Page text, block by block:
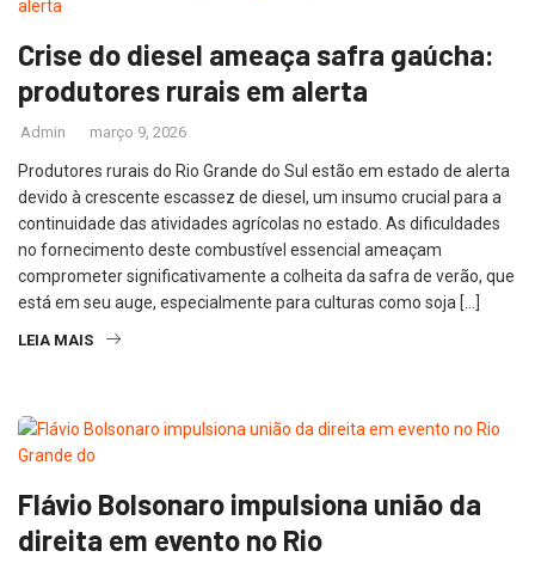
Crise do diesel ameaça safra gaúcha:
produtores rurais em alerta
Admin março 9, 2026
Produtores rurais do Rio Grande do Sul estão em estado de alerta
devido à crescente escassez de diesel, um insumo crucial para a
continuidade das atividades agrícolas no estado. As dificuldades
no fornecimento deste combustível essencial ameaçam
comprometer significativamente a colheita da safra de verão, que
está em seu auge, especialmente para culturas como soja […]
LEIA MAIS
Flávio Bolsonaro impulsiona união da
direita em evento no Rio